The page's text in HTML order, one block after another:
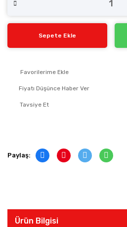
Sepete Ekle
Fiyatı Düşünce Haber Ver
Tavsiye Et
Paylaş:
Ürün Bilgisi